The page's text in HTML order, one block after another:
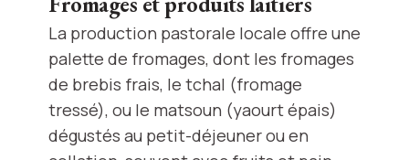
La production pastorale locale offre une
palette de fromages, dont les fromages
de brebis frais, le tchal (fromage
tressé), ou le matsoun (yaourt épais)
dégustés au petit-déjeuner ou en